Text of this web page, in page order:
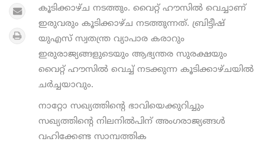
കൂടിക്കാഴ്ച നടത്തും. വൈറ്റ് ഹൗസില്‍ വെച്ചാണ്
ഇരുവരും കൂടിക്കാഴ്ച നടത്തുന്നത്. ബ്രിട്ടീഷ്
യുഎസ് സ്വതന്ത്ര വ്യാപാര കരാറും
ഇരുരാജ്യങ്ങളുടെയും ആഭ്യന്തര സുരക്ഷയും
വൈറ്റ് ഹൗസില്‍ വെച്ച് നടക്കുന്ന കൂടിക്കാഴ്ചയില്‍
ചര്‍ച്ചയാവും.
നാറ്റോ സഖ്യത്തിന്റെ ഭാവിയെക്കുറിച്ചും
സഖ്യത്തിന്റെ നിലനില്‍പിന് അംഗരാജ്യങ്ങള്‍
വഹിക്കേണ്ട സാമ്പത്തിക